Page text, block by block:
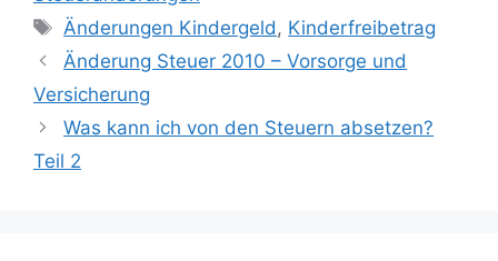
Schlagwörter
Änderungen Kindergeld , Kinderfreibetrag
Änderung Steuer 2010 – Vorsorge und
Versicherung
Was kann ich von den Steuern absetzen?
Teil 2